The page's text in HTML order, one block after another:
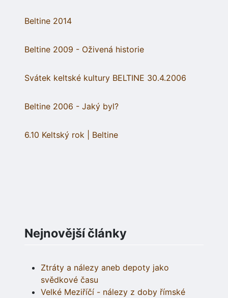
Beltine 2014
Beltine 2009 - Oživená historie
Svátek keltské kultury BELTINE 30.4.2006
Beltine 2006 - Jaký byl?
6.10 Keltský rok | Beltine
Nejnovější články
Ztráty a nálezy aneb depoty jako
svědkové času
Velké Meziříčí - nálezy z doby římské